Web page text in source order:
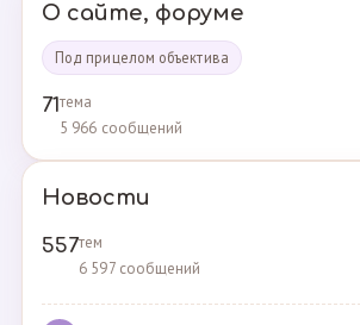
О сайте, форуме
Под прицелом объектива
71тема
5 966 сообщений
Новости
557тем
6 597 сообщений